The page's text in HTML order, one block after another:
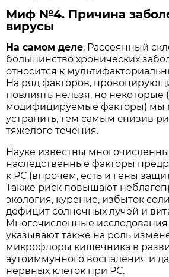
Миф №4. Причина
вирусы
На самом деле. Рассеянный
большинство хронических
относится к
На ряд факторов,
повлиять нельзя, но некоторые
модифицируемые факторы) мы
устранить, тем самым снизив
тяжелого течения.
Науке известны
наследственные факторы
к РС (впрочем, есть и гены
Также риск повышают
экология, курение, избыток
дефицит солнечных лучей и
Многочисленные исследования
указывают также на роль
микрофлоры кишечника в
аутоиммунного воспаления и
нервных клеток при РС.